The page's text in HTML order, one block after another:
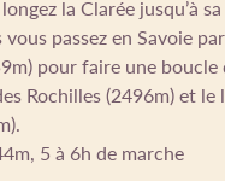
la Clarée jusqu’à
passez en Savoie
pour faire une boucle
Rochilles (2496m) et le
5 à 6h de marche